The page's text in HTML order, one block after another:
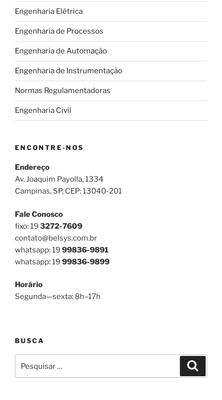
Engenharia Elétrica
Engenharia de Processos
Engenharia de Automação
Engenharia de Instrumentação
Normas Regulamentadoras
Engenharia Civil
ENCONTRE-NOS
Endereço
Av. Joaquim Payolla, 1334
Campinas, SP, CEP: 13040-201
Fale Conosco
fixo: 19 3272-7609
contato@belsys.com.br
whatsapp: 19 99836-9891
whatsapp: 19 99836-9899
Horário
Segunda—sexta: 8h–17h
BUSCA
por: